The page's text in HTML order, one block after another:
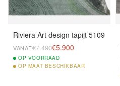
Riviera Art design tapijt 5109
VANAF€7.490€5.900
OP VOORRAAD
OP MAAT BESCHIKBAAR